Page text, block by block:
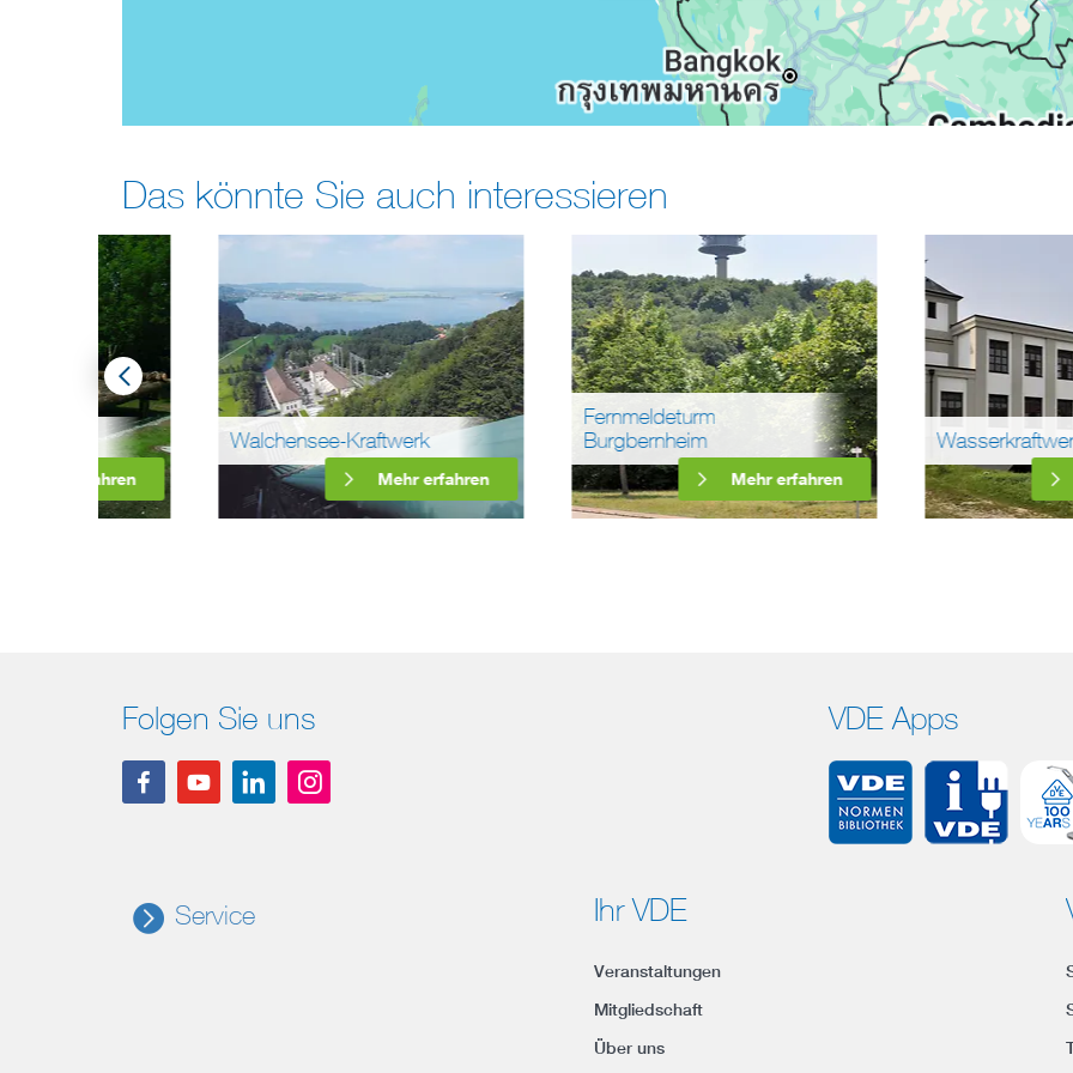
Das könnte Sie auch interessieren
Walchensee-Kraftwerk
Mehr erfahren
Fernmeldeturm
Burgbernheim
Mehr erfahren
Wasserkraftwerk
Mehr
Folgen Sie uns VDE Apps
Service Ihr VDE
Veranstaltungen
Mitgliedschaft
Über uns